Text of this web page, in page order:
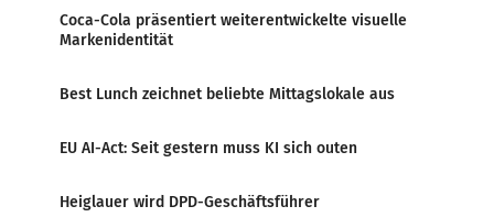
Coca-Cola präsentiert weiterentwickelte visuelle
Markenidentität
Best Lunch zeichnet beliebte Mittagslokale aus
EU AI-Act: Seit gestern muss KI sich outen
Heiglauer wird DPD-Geschäftsführer